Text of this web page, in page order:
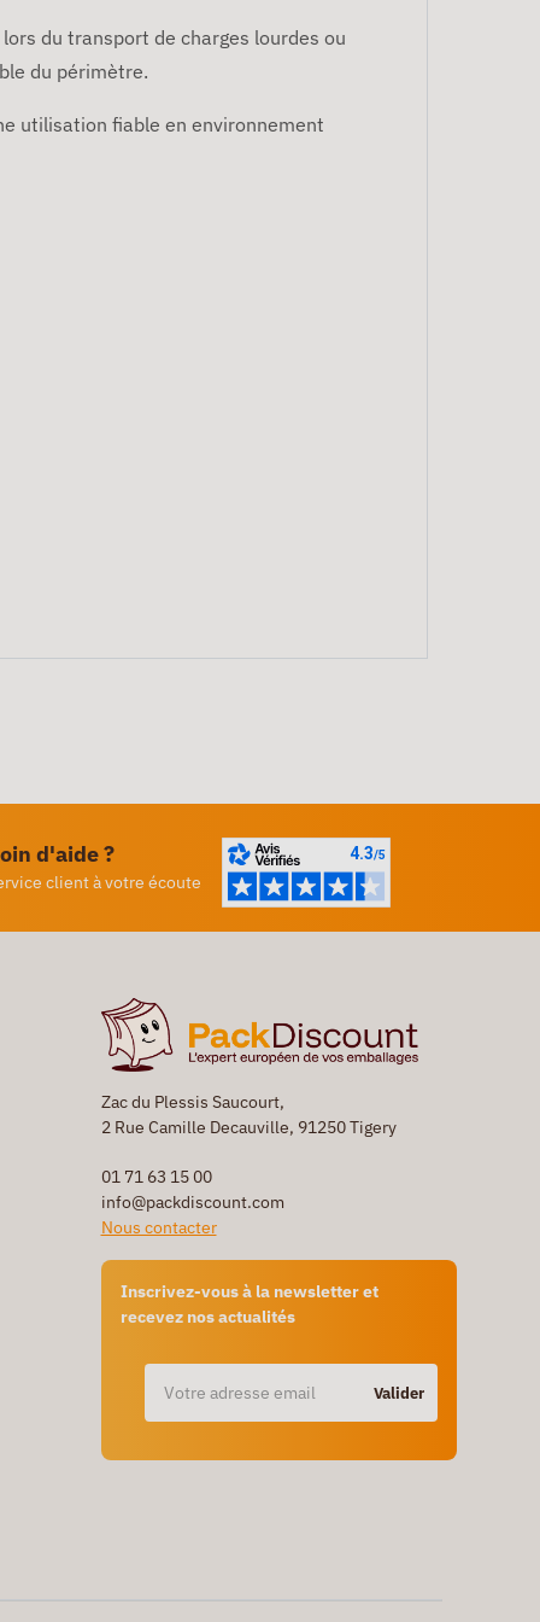
du transport de charges lourdes ou
du périmètre.
utilisation fiable en environnement
d'aide ?
client à votre écoute
Zac du Plessis Saucourt,
2 Rue Camille Decauville, 91250 Tigery
01 71 63 15 00
info@packdiscount.com
Nous contacter
Inscrivez-vous à la newsletter et
recevez nos actualités
Valider